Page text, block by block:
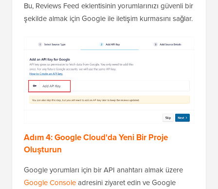
Bu, Reviews Feed eklentisinin yorumlarınızı güvenli bir
şekilde almak için Google ile iletişim kurmasını sağlar.
Adım 4: Google Cloud'da Yeni Bir Proje
Oluşturun
Google yorumları için bir API anahtarı almak üzere
Google Consoleadresini ziyaret edin ve Google